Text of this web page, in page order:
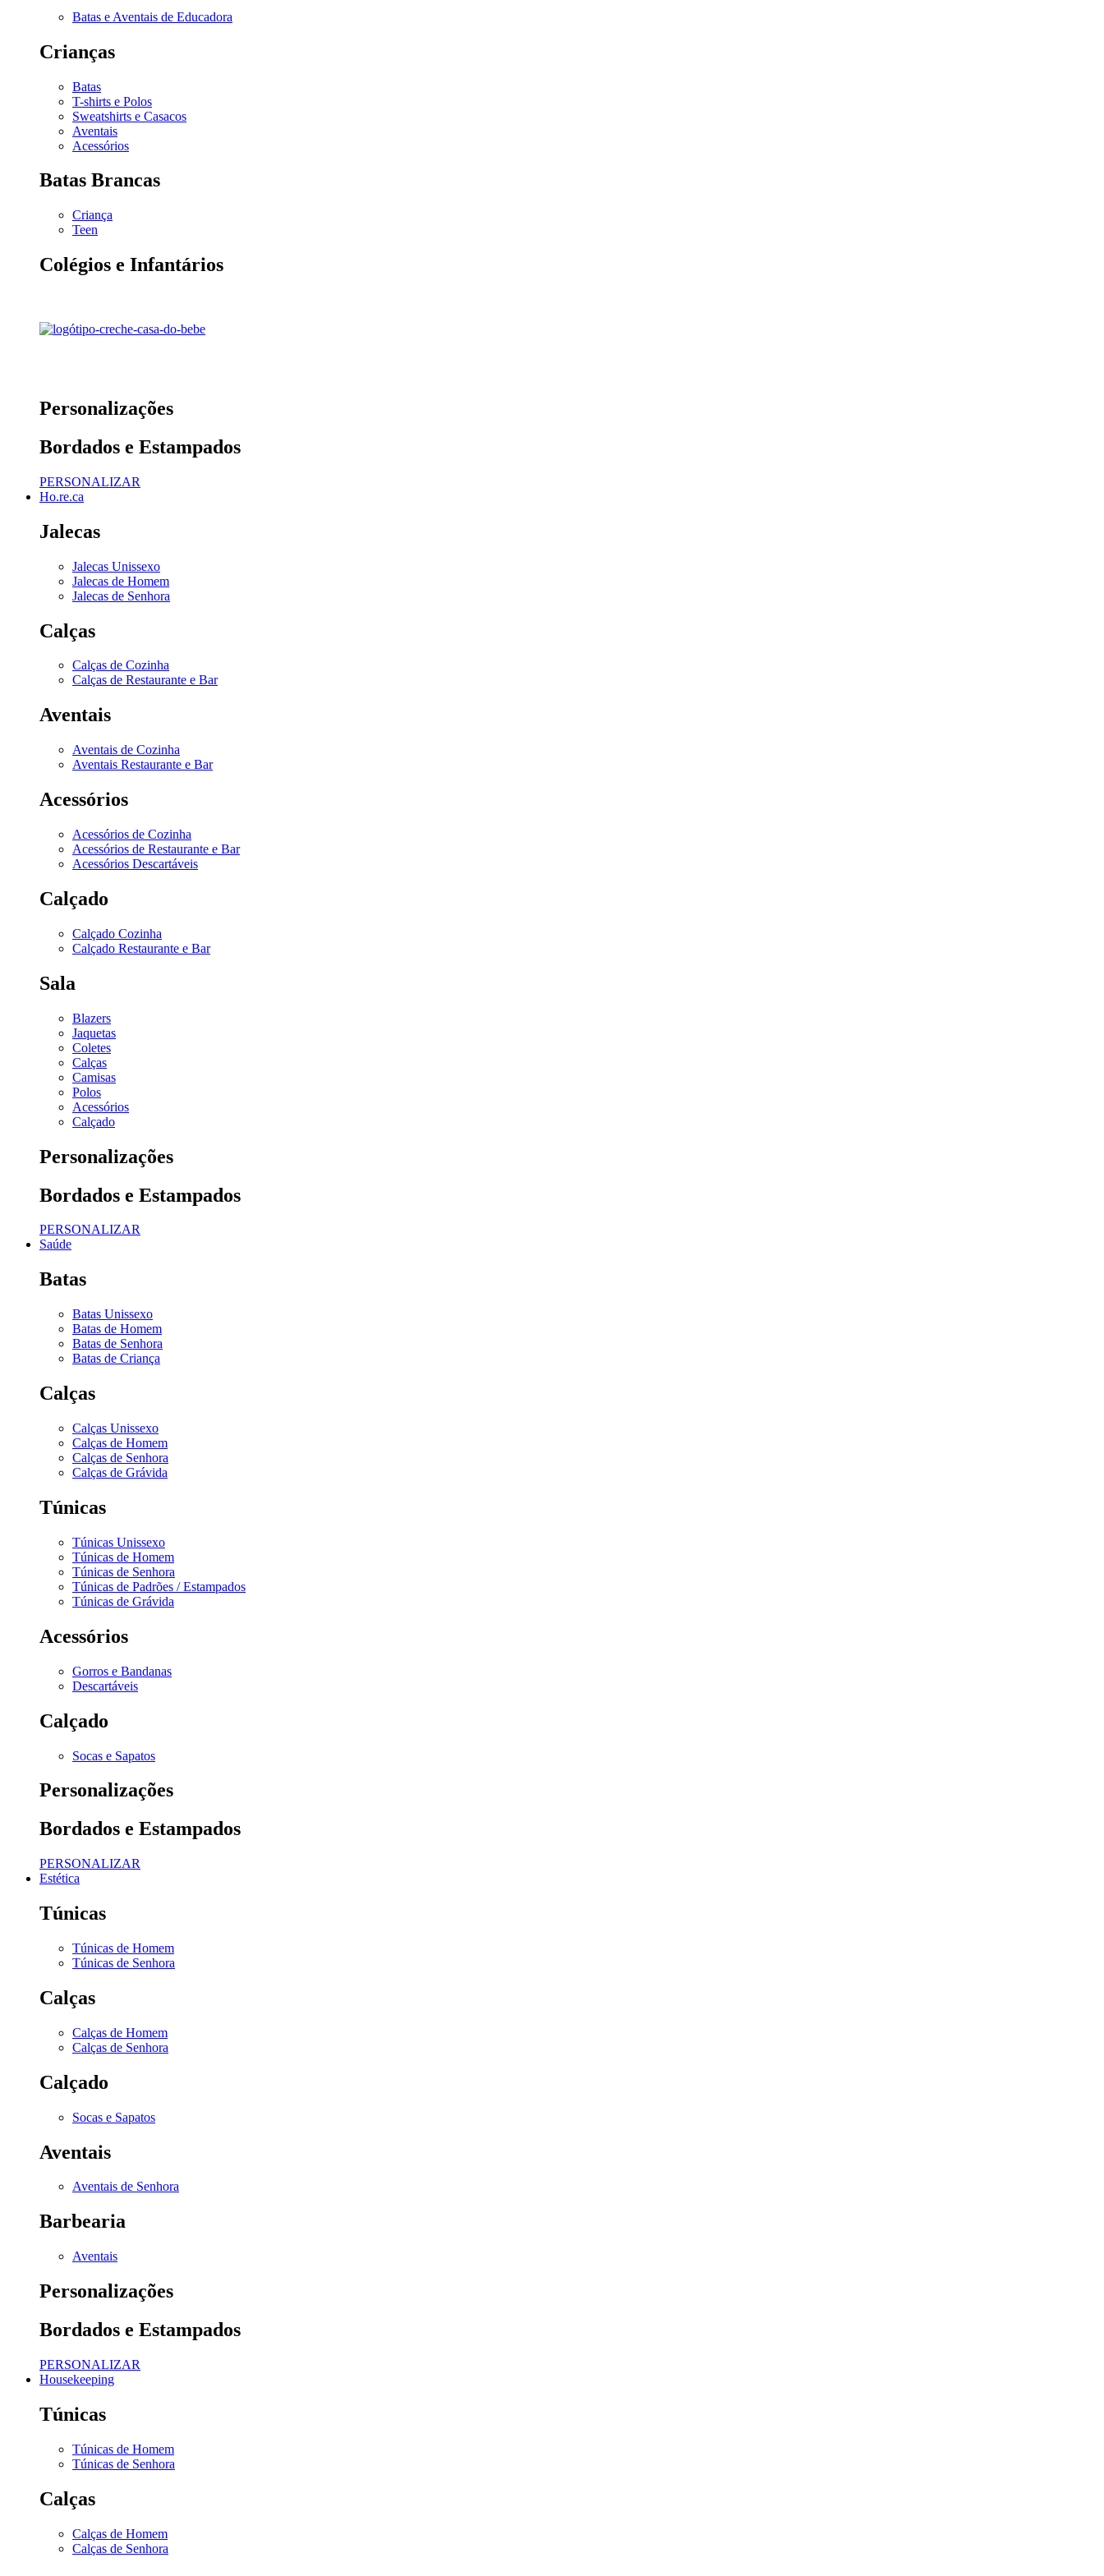
Batas e Aventais de Educadora
Crianças
Batas
T-shirts e Polos
Sweatshirts e Casacos
Aventais
Acessórios
Batas Brancas
Criança
Teen
Colégios e Infantários
Personalizações
Bordados e Estampados
PERSONALIZAR
Ho.re.ca
Jalecas
Jalecas Unissexo
Jalecas de Homem
Jalecas de Senhora
Calças
Calças de Cozinha
Calças de Restaurante e Bar
Aventais
Aventais de Cozinha
Aventais Restaurante e Bar
Acessórios
Acessórios de Cozinha
Acessórios de Restaurante e Bar
Acessórios Descartáveis
Calçado
Calçado Cozinha
Calçado Restaurante e Bar
Sala
Blazers
Jaquetas
Coletes
Calças
Camisas
Polos
Acessórios
Calçado
Personalizações
Bordados e Estampados
PERSONALIZAR
Saúde
Batas
Batas Unissexo
Batas de Homem
Batas de Senhora
Batas de Criança
Calças
Calças Unissexo
Calças de Homem
Calças de Senhora
Calças de Grávida
Túnicas
Túnicas Unissexo
Túnicas de Homem
Túnicas de Senhora
Túnicas de Padrões / Estampados
Túnicas de Grávida
Acessórios
Gorros e Bandanas
Descartáveis
Calçado
Socas e Sapatos
Personalizações
Bordados e Estampados
PERSONALIZAR
Estética
Túnicas
Túnicas de Homem
Túnicas de Senhora
Calças
Calças de Homem
Calças de Senhora
Calçado
Socas e Sapatos
Aventais
Aventais de Senhora
Barbearia
Aventais
Personalizações
Bordados e Estampados
PERSONALIZAR
Housekeeping
Túnicas
Túnicas de Homem
Túnicas de Senhora
Calças
Calças de Homem
Calças de Senhora